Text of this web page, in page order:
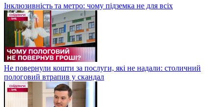
Інклюзивність та метро: чому підземка не для всіх
Не повернули кошти за послуги, які не надали: столичний
пологовий втрапив у скандал